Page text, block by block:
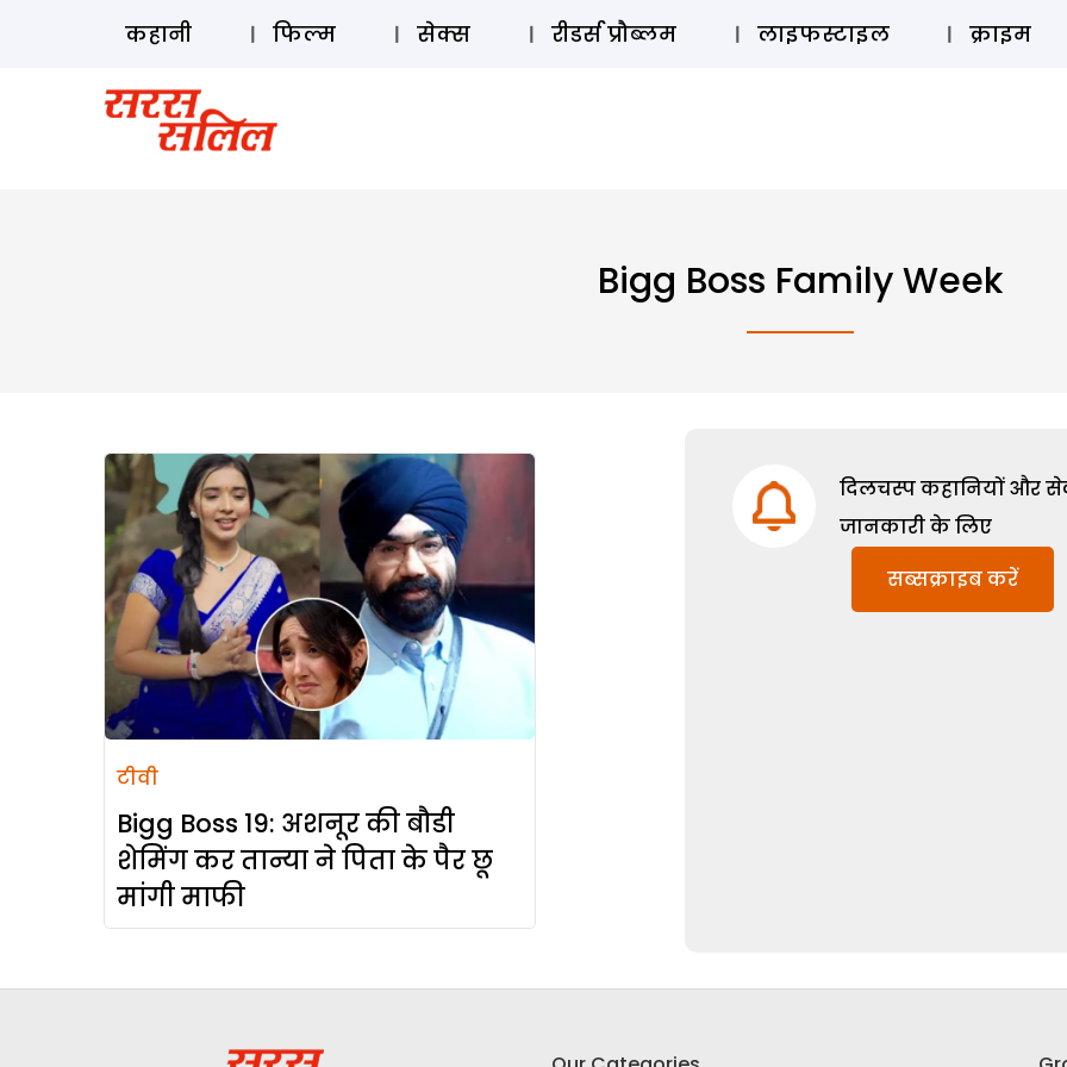
ऑडियो
कहानी फिल्म सेक्स रीडर्स प्रौब्लम लाइफस्टाइल क्राइम
Bigg Boss Family Week
टीवी
Bigg Boss 19: अशनूर की बौडी
शेमिंग कर तान्या ने पिता के पैर छू
मांगी माफी
दिलचस्प कहानियों और
जानकारी के लिए
सब्सक्राइब करें